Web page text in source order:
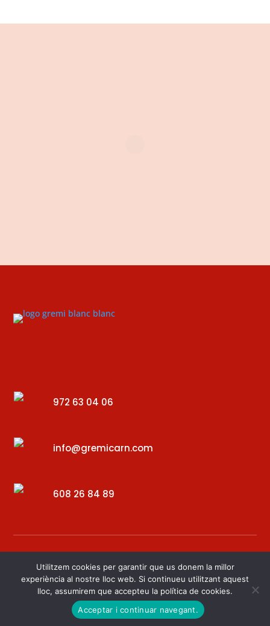
972 63 04 06
info@gremicarn.com
608 26 84 89
Desenvolupat per – Digital34
Utilitzem cookies per garantir que us donem la millor
experiència al nostre lloc web. Si continueu utilitzant aquest
lloc, assumirem que accepteu la política de cookies.
Acceptar i continuar navegant.